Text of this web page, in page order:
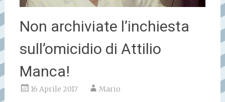
Non archiviate l’inchiesta
sull’omicidio di Attilio
Manca!
16 Aprile 2017 Mario